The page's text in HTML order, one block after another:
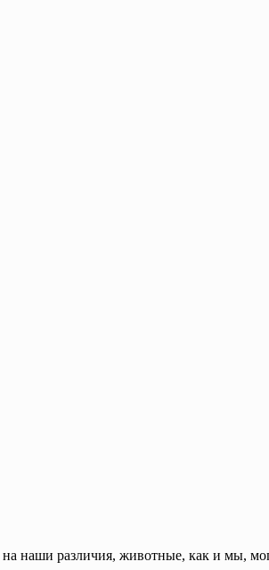
наши различия, животные, как и мы,